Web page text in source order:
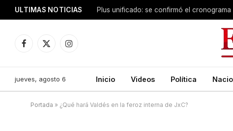
ULTIMAS NOTICIAS
Facebook
X
Instagram
jueves, agosto 6 Inicio Videos Política
Portada » ¿Qué hará Valdés en la feroz interna de JxC?